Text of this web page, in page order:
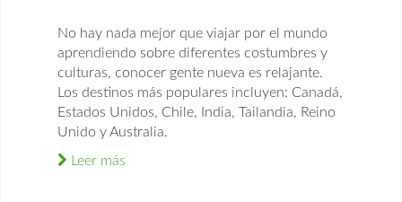
No hay nada mejor que viajar por el mundo
aprendiendo sobre diferentes costumbres y
culturas, conocer gente nueva es relajante.
Los destinos más populares incluyen: Canadá,
Estados Unidos, Chile, India, Tailandia, Reino
Unido y Australia.
Leer más